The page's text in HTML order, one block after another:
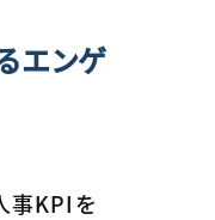
エンゲ
事KPIを